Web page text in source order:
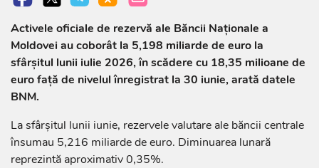
Activele oficiale de rezervă ale Băncii Naționale a
Moldovei au coborât la 5,198 miliarde de euro la
sfârșitul lunii iulie 2026, în scădere cu 18,35 milioane de
euro față de nivelul înregistrat la 30 iunie, arată datele
BNM.
La sfârșitul lunii iunie, rezervele valutare ale băncii centrale
însumau 5,216 miliarde de euro. Diminuarea lunară
reprezintă aproximativ 0,35%.